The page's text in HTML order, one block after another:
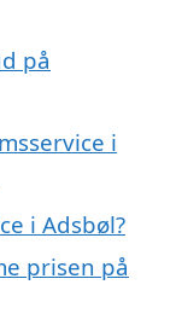
på
i
i Adsbøl?
prisen på